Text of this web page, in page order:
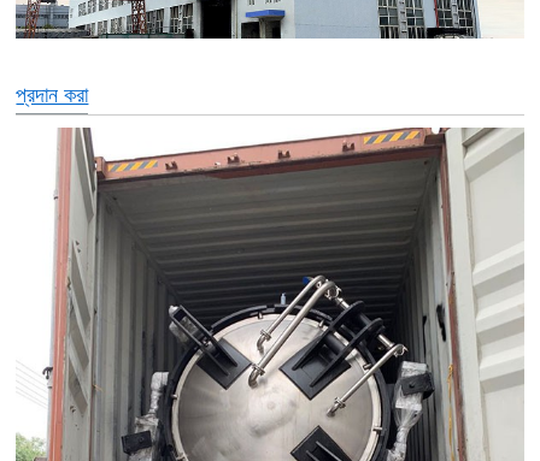
প্রদান করা